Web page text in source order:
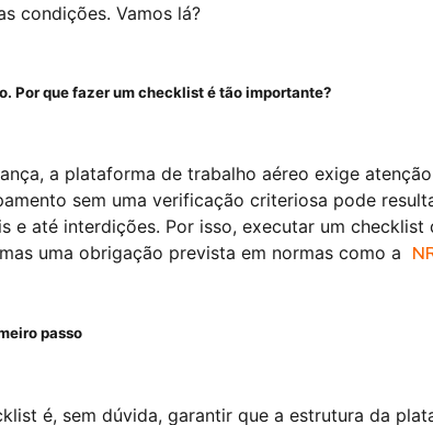
condições. Vamos lá?
Por que fazer um checklist é tão importante?
a plataforma de trabalho aéreo exige
sem uma verificação criteriosa pode
e até interdições. Por isso, executar um checklist
uma obrigação prevista em normas como a
passo
é, sem dúvida, garantir que a estrutura da